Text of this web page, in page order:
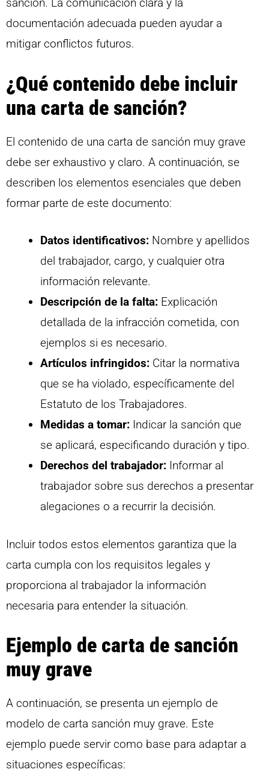
sanción. La comunicación clara y la
documentación adecuada pueden ayudar a
mitigar conflictos futuros.
¿Qué contenido debe incluir
una carta de sanción?
El contenido de una carta de sanción muy grave
debe ser exhaustivo y claro. A continuación, se
describen los elementos esenciales que deben
formar parte de este documento:
Datos identificativos: Nombre y apellidos
del trabajador, cargo, y cualquier otra
información relevante.
Descripción de la falta: Explicación
detallada de la infracción cometida, con
ejemplos si es necesario.
Artículos infringidos: Citar la normativa
que se ha violado, específicamente del
Estatuto de los Trabajadores.
Medidas a tomar: Indicar la sanción que
se aplicará, especificando duración y tipo.
Derechos del trabajador: Informar al
trabajador sobre sus derechos a presentar
alegaciones o a recurrir la decisión.
Incluir todos estos elementos garantiza que la
carta cumpla con los requisitos legales y
proporciona al trabajador la información
necesaria para entender la situación.
Ejemplo de carta de sanción
muy grave
A continuación, se presenta un ejemplo de
modelo de carta sanción muy grave. Este
ejemplo puede servir como base para adaptar a
situaciones específicas: